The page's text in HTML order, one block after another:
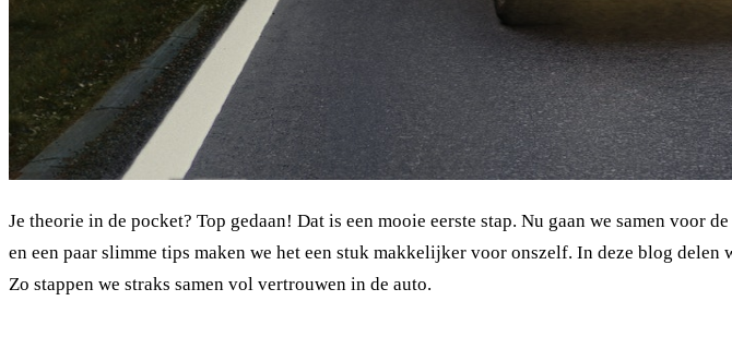
Je theorie in de pocket? Top gedaan! Dat is een mooie eerste stap. Nu gaan we samen
en een paar slimme tips maken we het een stuk makkelijker voor onszelf. In deze blog
Zo stappen we straks samen vol vertrouwen in de auto.